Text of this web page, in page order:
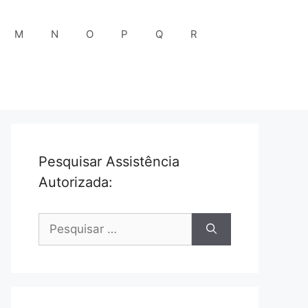
M N O P Q R
Pesquisar Assistência
Autorizada:
Pesquisar